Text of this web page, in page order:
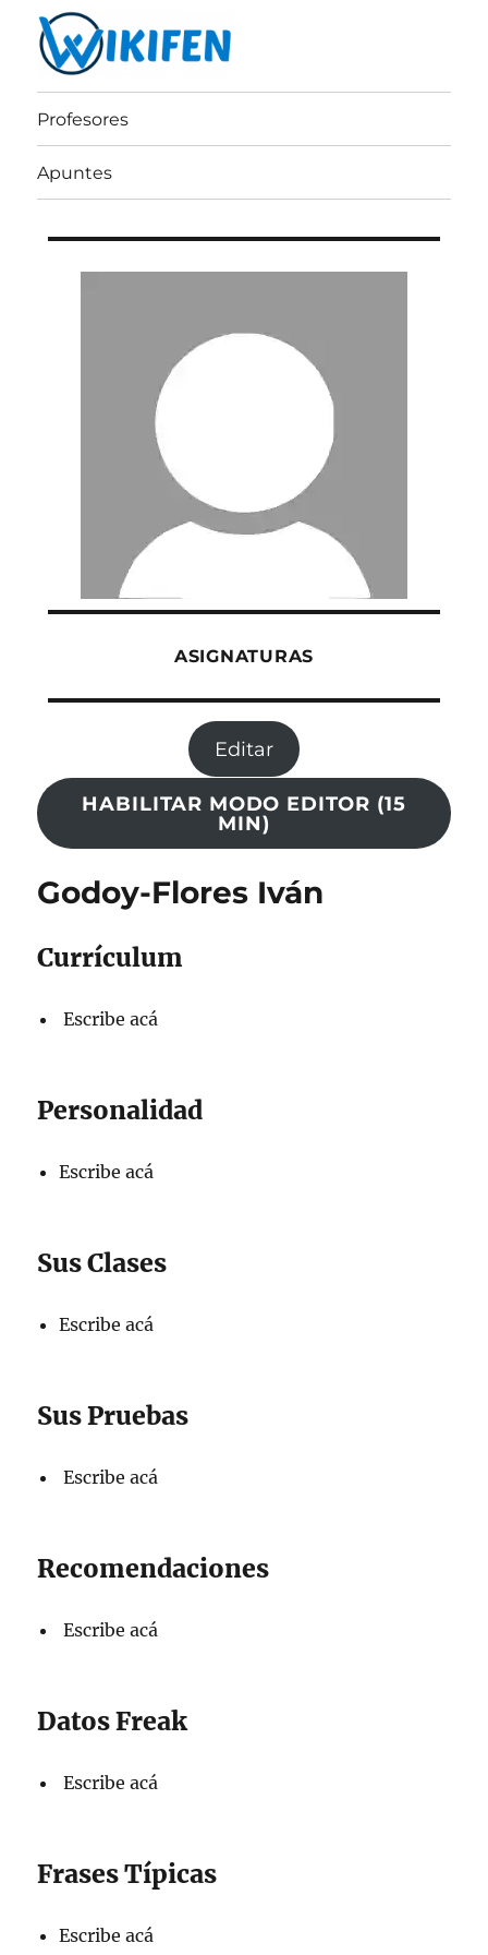
Wikifen
Profesores
Apuntes
Godoy-Flores Iván
Currículum
Escribe acá
Personalidad
Escribe acá
Sus Clases
Escribe acá
Sus Pruebas
Escribe acá
Recomendaciones
Escribe acá
Datos Freak
Escribe acá
Frases Típicas
Escribe acá
ASIGNATURAS
Editar
HABILITAR MODO EDITOR (15
MIN)